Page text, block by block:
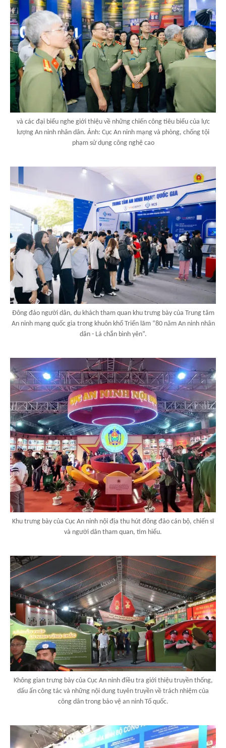
và các đại biểu nghe giới thiệu về những chiến công tiêu biểu của lực
lượng An ninh nhân dân. Ảnh: Cục An ninh mạng và phòng, chống tội
phạm sử dụng công nghệ cao
Đông đảo người dân, du khách tham quan khu trưng bày của Trung tâm
An ninh mạng quốc gia trong khuôn khổ Triển lãm “80 năm An ninh nhân
dân - Lá chắn bình yên”.
Khu trưng bày của Cục An ninh nội địa thu hút đông đảo cán bộ, chiến sĩ
và người dân tham quan, tìm hiểu.
Không gian trưng bày của Cục An ninh điều tra giới thiệu truyền thống,
dấu ấn công tác và những nội dung tuyên truyền về trách nhiệm của
công dân trong bảo vệ an ninh Tổ quốc.